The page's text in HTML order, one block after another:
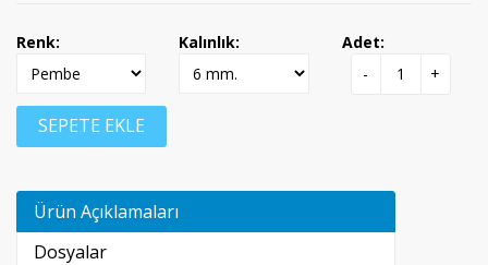
Renk: Kalınlık:
Adet:
-
+
SEPETE EKLE
Ürün Açıklamaları
Dosyalar